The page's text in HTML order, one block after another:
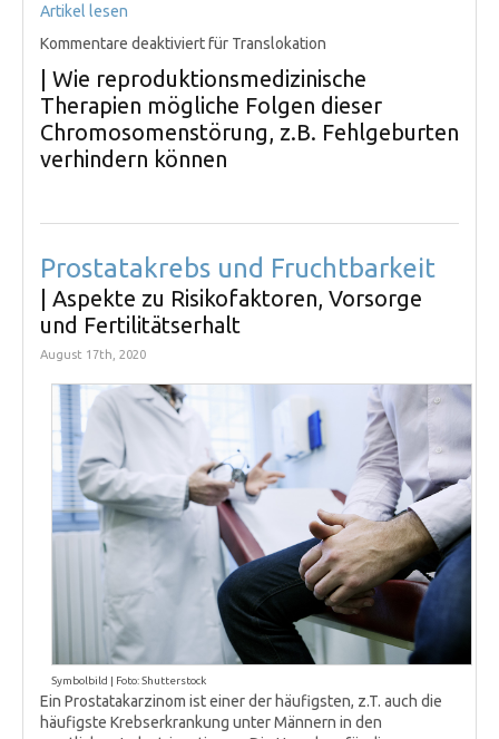
Artikel lesen
Kommentare deaktiviertfür Translokation
| Wie reproduktionsmedizinische
Therapien mögliche Folgen dieser
Chromosomenstörung, z.B. Fehlgeburten
verhindern können
Prostatakrebs und Fruchtbarkeit
| Aspekte zu Risikofaktoren, Vorsorge
und Fertilitätserhalt
August 17th, 2020
Symbolbild | Foto: Shutterstock
Ein Prostatakarzinom ist einer der häufigsten, z.T. auch die
häufigste Krebserkrankung unter Männern in den